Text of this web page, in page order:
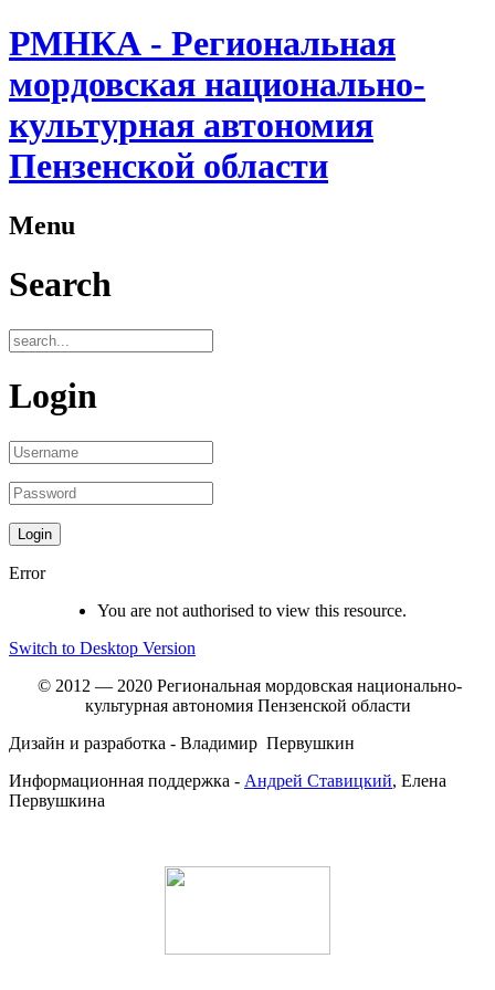
РМНКА - Региональная
мордовская национально-
культурная автономия
Пензенской области
Menu
Search
Login
Error
You are not authorised to view this resource.
Switch to Desktop Version
© 2012 — 2020 Региональная мордовская национально-
культурная автономия Пензенской области
Дизайн и разработка - Владимир Первушкин
Информационная поддержка - Андрей Ставицкий, Елена
Первушкина